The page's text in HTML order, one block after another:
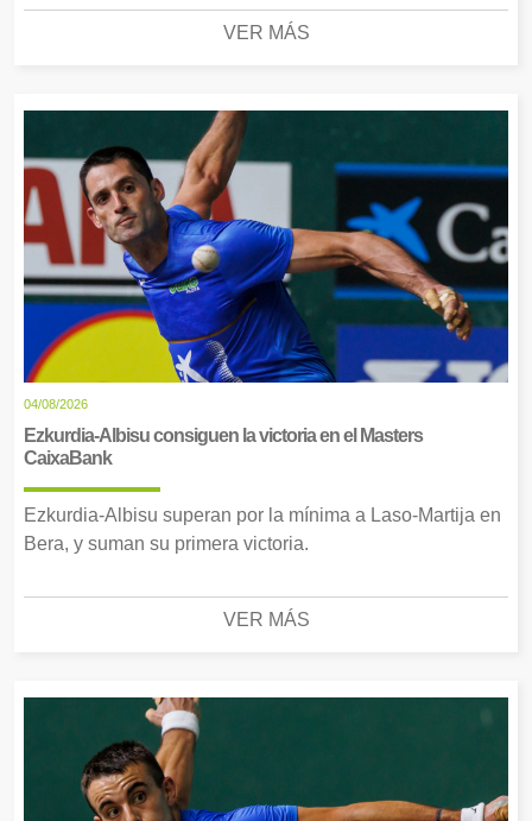
VER MÁS
04/08/2026
Ezkurdia-Albisu consiguen la victoria en el Masters
CaixaBank
Ezkurdia-Albisu superan por la mínima a Laso-Martija en
Bera, y suman su primera victoria.
VER MÁS